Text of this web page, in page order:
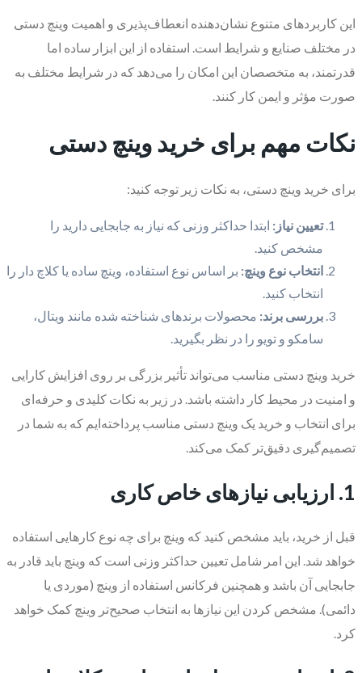
این کاربردهای متنوع نشان‌دهنده انعطاف‌پذیری و اهمیت وینچ دستی
در مختلف صنایع و شرایط است. استفاده از این ابزار ساده اما
قدرتمند، به متخصصان این امکان را می‌دهد که در شرایط مختلف به
صورت مؤثر و ایمن کار کنند.
نکات مهم برای خرید وینچ دستی
برای خرید وینچ دستی، به نکات زیر توجه کنید:
تعیین نیاز: ابتدا حداکثر وزنی که نیاز به جابجایی دارید را
مشخص کنید.
انتخاب نوع وینچ: بر اساس نوع استفاده، وینچ ساده یا کلاچ دار را
انتخاب کنید.
بررسی برند: محصولات برندهای شناخته شده مانند ویتال،
سامکو و تویو را در نظر بگیرید.
خرید وینچ دستی مناسب می‌تواند تأثیر بزرگی بر روی افزایش کارایی
و امنیت در محیط کار داشته باشد. در زیر به نکات کلیدی و حرفه‌ای
برای انتخاب و خرید یک وینچ دستی مناسب پرداخته‌ایم که به شما در
تصمیم‌گیری دقیق‌تر کمک می‌کند.
1. ارزیابی نیازهای خاص کاری
قبل از خرید، باید مشخص کنید که وینچ برای چه نوع کارهایی استفاده
خواهد شد. این امر شامل تعیین حداکثر وزنی است که وینچ باید قادر به
جابجایی آن باشد و همچنین فرکانس استفاده از وینچ (موردی یا
دائمی). مشخص کردن این نیازها به انتخاب صحیح‌تر وینچ کمک خواهد
کرد.